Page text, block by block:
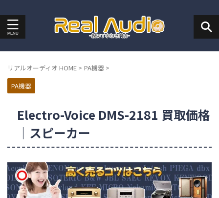
リアルオーディオ HOME > PA機器 >
PA機器
Electro-Voice DMS-2181 買取価格
｜スピーカー